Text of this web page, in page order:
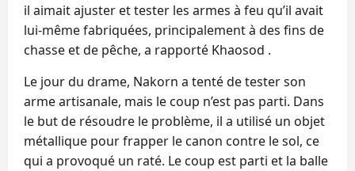
il aimait ajuster et tester les armes à feu qu’il avait
lui-même fabriquées, principalement à des fins de
chasse et de pêche, a rapporté Khaosod .
Le jour du drame, Nakorn a tenté de tester son
arme artisanale, mais le coup n’est pas parti. Dans
le but de résoudre le problème, il a utilisé un objet
métallique pour frapper le canon contre le sol, ce
qui a provoqué un raté. Le coup est parti et la balle